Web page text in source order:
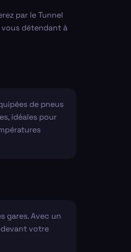
par le Tunnel
détendant à
de pneus
idéales pour
gares. Avec un
votre